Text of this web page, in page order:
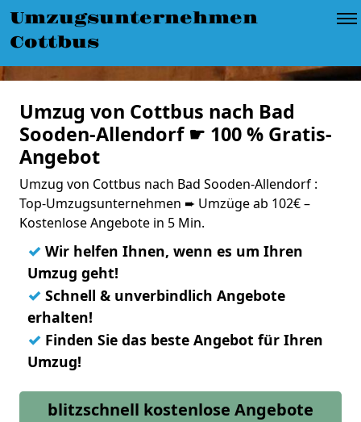
Umzugsunternehmen
Cottbus
Umzug von Cottbus nach Bad
Sooden-Allendorf ☛ 100 % Gratis-
Angebot
Umzug von Cottbus nach Bad Sooden-Allendorf :
Top-Umzugsunternehmen ➨ Umzüge ab 102€ –
Kostenlose Angebote in 5 Min.
✓ Wir helfen Ihnen, wenn es um Ihren
Umzug geht!
✓ Schnell & unverbindlich Angebote
erhalten!
✓ Finden Sie das beste Angebot für Ihren
Umzug!
blitzschnell kostenlose Angebote